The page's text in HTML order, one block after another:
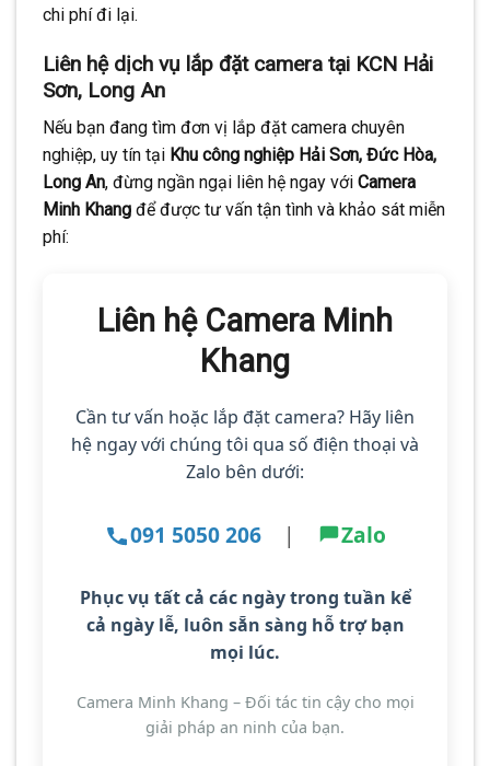
chi phí đi lại.
Liên hệ dịch vụ lắp đặt camera tại KCN Hải
Sơn, Long An
Nếu bạn đang tìm đơn vị lắp đặt camera chuyên
nghiệp, uy tín tại Khu công nghiệp Hải Sơn, Đức Hòa,
Long An, đừng ngần ngại liên hệ ngay với Camera
Minh Khang để được tư vấn tận tình và khảo sát miễn
phí:
Liên hệ Camera Minh
Khang
Cần tư vấn hoặc lắp đặt camera? Hãy liên
hệ ngay với chúng tôi qua số điện thoại và
Zalo bên dưới:
091 5050 206 | Zalo
Phục vụ tất cả các ngày trong tuần kể
cả ngày lễ, luôn sẵn sàng hỗ trợ bạn
mọi lúc.
Camera Minh Khang – Đối tác tin cậy cho mọi
giải pháp an ninh của bạn.